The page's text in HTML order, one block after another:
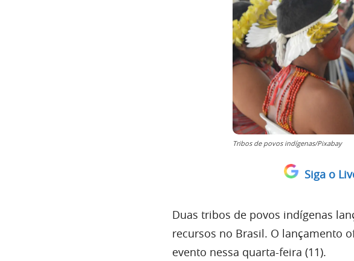
Tribos de povos indígenas/Pixabay
Siga o
Duas tribos de povos indígenas
recursos no Brasil. O lançamento
evento nessa quarta-feira (11).